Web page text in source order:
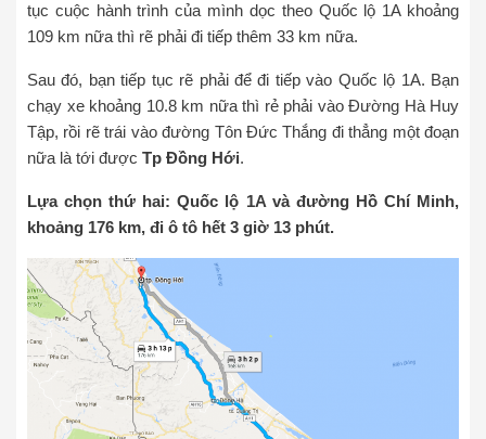
tục cuộc hành trình của mình dọc theo Quốc lộ 1A khoảng
109 km nữa thì rẽ phải đi tiếp thêm 33 km nữa.
Sau đó, bạn tiếp tục rẽ phải để đi tiếp vào Quốc lộ 1A. Bạn
chạy xe khoảng 10.8 km nữa thì rẻ phải vào Đường Hà Huy
Tập, rồi rẽ trái vào đường Tôn Đức Thắng đi thẳng một đoạn
nữa là tới được Tp Đồng Hới.
Lựa chọn thứ hai: Quốc lộ 1A và đường Hồ Chí Minh,
khoảng 176 km, đi ô tô hết 3 giờ 13 phút.